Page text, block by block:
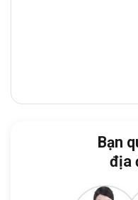
Công Viên
Trường Cao
Chí Minh:7
Bạn
địa